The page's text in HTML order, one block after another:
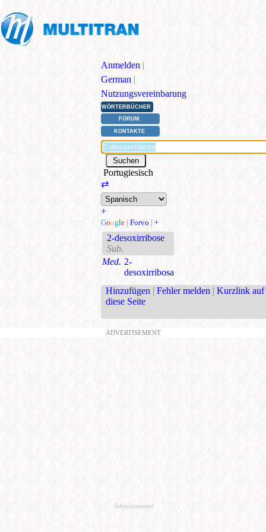
Anmelden |
German |
Nutzungsvereinbarung
WÖRTERBÜCHER
FORUM
KONTAKTE
Portugiesisch
⇄
+
Google | Forvo | +
2-desoxirribose
Sub.
Med. 2-
desoxirribosa
Hinzufügen | Fehler melden | Kurzlink auf
diese Seite
ADVERTISEMENT
Advertisement